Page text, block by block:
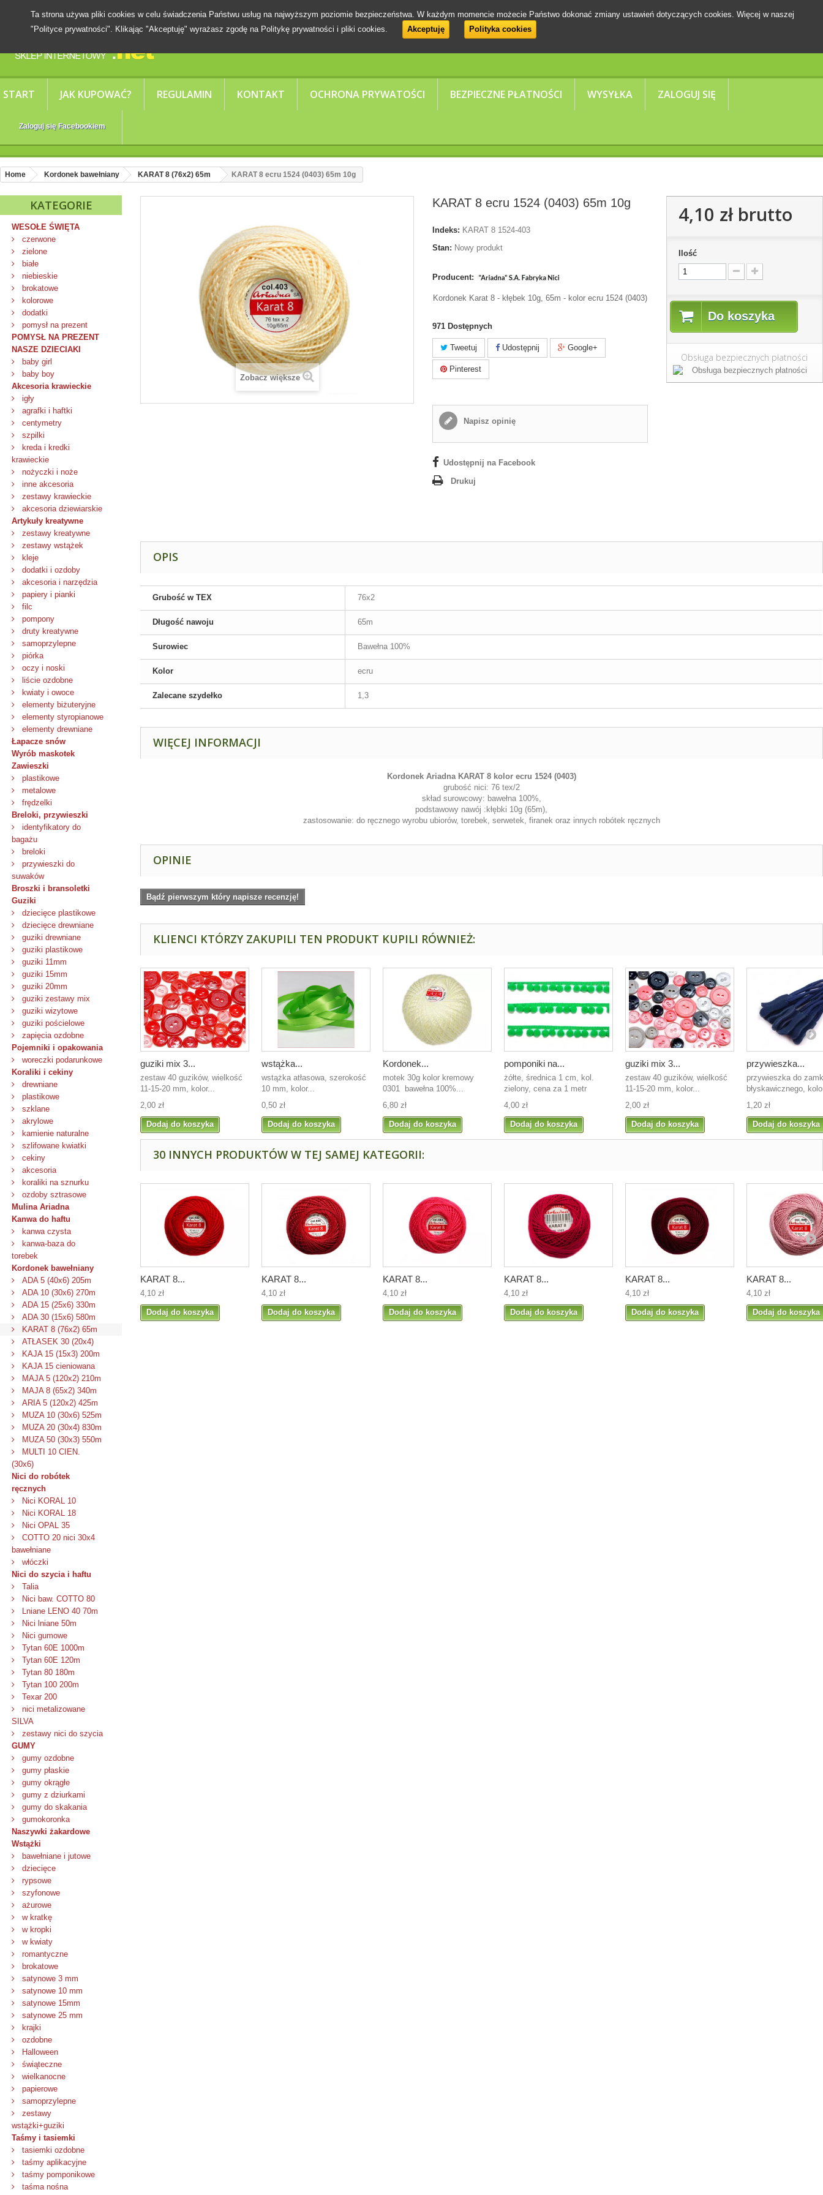
START JAK KUPOWAĆ? REGULAMIN KONTAKT OCHRONA PRYWATOŚCI BEZPIECZNE PŁATNOŚCI WYSYŁKA ZALOGUJ SIĘ
Zaloguj się Facebookiem
Ta strona używa pliki cookies w celu świadczenia Państwu usług na najwyższym poziomie bezpieczeństwa. W każdym momencie możecie Państwo dokonać zmiany ustawień dotyczących cookies. Więcej w naszej
"Polityce prywatności". Klikając "Akceptuję" wyrażasz zgodę na Politykę prywatności i pliki cookies.
Akceptuję Polityka cookies
Home Kordonek bawełniany KARAT 8 (76x2) 65m KARAT 8 ecru 1524 (0403) 65m 10g
KATEGORIE
WESOŁE ŚWIĘTA
czerwone
zielone
białe
niebieskie
brokatowe
kolorowe
dodatki
pomysł na prezent
POMYSŁ NA PREZENT
NASZE DZIECIAKI
baby girl
baby boy
Akcesoria krawieckie
igły
agrafki i haftki
centymetry
szpilki
kreda i kredki
krawieckie
nożyczki i noże
inne akcesoria
zestawy krawieckie
akcesoria dziewiarskie
Artykuły kreatywne
zestawy kreatywne
zestawy wstążek
kleje
dodatki i ozdoby
akcesoria i narzędzia
papiery i pianki
filc
pompony
druty kreatywne
samoprzylepne
piórka
oczy i noski
liście ozdobne
kwiaty i owoce
elementy biżuteryjne
elementy styropianowe
elementy drewniane
Łapacze snów
Wyrób maskotek
Zawieszki
plastikowe
metalowe
frędzelki
Breloki, przywieszki
identyfikatory do
bagażu
breloki
przywieszki do
suwaków
Broszki i bransoletki
Guziki
dziecięce plastikowe
dziecięce drewniane
guziki drewniane
guziki plastikowe
guziki 11mm
guziki 15mm
guziki 20mm
guziki zestawy mix
guziki wizytowe
guziki pościelowe
zapięcia ozdobne
Pojemniki i opakowania
woreczki podarunkowe
Koraliki i cekiny
drewniane
plastikowe
szklane
akrylowe
kamienie naturalne
szlifowane kwiatki
cekiny
akcesoria
koraliki na sznurku
ozdoby sztrasowe
Mulina Ariadna
Kanwa do haftu
kanwa czysta
kanwa-baza do
torebek
Kordonek bawełniany
ADA 5 (40x6) 205m
ADA 10 (30x6) 270m
ADA 15 (25x6) 330m
ADA 30 (15x6) 580m
KARAT 8 (76x2) 65m
ATŁASEK 30 (20x4)
KAJA 15 (15x3) 200m
KAJA 15 cieniowana
MAJA 5 (120x2) 210m
MAJA 8 (65x2) 340m
ARIA 5 (120x2) 425m
MUZA 10 (30x6) 525m
MUZA 20 (30x4) 830m
MUZA 50 (30x3) 550m
MULTI 10 CIEN.
(30x6)
Nici do robótek
ręcznych
Nici KORAL 10
Nici KORAL 18
Nici OPAL 35
COTTO 20 nici 30x4
bawełniane
włóczki
Nici do szycia i haftu
Talia
Nici baw. COTTO 80
Lniane LENO 40 70m
Nici lniane 50m
Nici gumowe
Tytan 60E 1000m
Tytan 60E 120m
Tytan 80 180m
Tytan 100 200m
Texar 200
nici metalizowane
SILVA
zestawy nici do szycia
GUMY
gumy ozdobne
gumy płaskie
gumy okrągłe
gumy z dziurkami
gumy do skakania
gumokoronka
Naszywki żakardowe
Wstążki
bawełniane i jutowe
dziecięce
rypsowe
szyfonowe
ażurowe
w kratkę
w kropki
w kwiaty
romantyczne
brokatowe
satynowe 3 mm
satynowe 10 mm
satynowe 15mm
satynowe 25 mm
krajki
ozdobne
Halloween
świąteczne
wielkanocne
papierowe
samoprzylepne
zestawy
wstążki+guziki
Taśmy i tasiemki
tasiemki ozdobne
taśmy aplikacyjne
taśmy pomponikowe
taśma nośna
Zobacz większe
KARAT 8 ecru 1524 (0403) 65m 10g
Indeks: KARAT 8 1524-403
Stan: Nowy produkt
Producent:
Kordonek Karat 8 - kłębek 10g, 65m - kolor ecru 1524 (0403)
971 Dostępnych
Tweetuj Udostępnij Google+
Pinterest
Napisz opinię
Udostępnij na Facebook
Drukuj
4,10 złbrutto
Ilość
Do koszyka
Obsługa bezpiecznych płatności
OPIS
Grubość w TEX 76x2
Długość nawoju 65m
Surowiec Bawełna 100%
Kolor ecru
Zalecane szydełko 1,3
WIĘCEJ INFORMACJI
Kordonek Ariadna KARAT 8 kolor ecru 1524 (0403)
grubość nici: 76 tex/2
skład surowcowy: bawełna 100%,
podstawowy nawój :kłębki 10g (65m),
zastosowanie: do ręcznego wyrobu ubiorów, torebek, serwetek, firanek oraz innych robótek ręcznych
OPINIE
Bądź pierwszym który napisze recenzję!
KLIENCI KTÓRZY ZAKUPILI TEN PRODUKT KUPILI RÓWNIEŻ:
guziki mix 3...
zestaw 40 guzików, wielkość
11-15-20 mm, kolor...
2,00 zł
Dodaj do koszyka
wstążka...
wstążka atłasowa, szerokość
10 mm, kolor...
0,50 zł
Dodaj do koszyka
Kordonek...
motek 30g kolor kremowy
0301 bawełna 100%...
6,80 zł
Dodaj do koszyka
pomponiki na...
żółte, średnica 1 cm, kol.
zielony, cena za 1 metr
4,00 zł
Dodaj do koszyka
guziki mix 3...
zestaw 40 guzików, wielkość
11-15-20 mm, kolor...
2,00 zł
Dodaj do koszyka
przywieszka...
przywieszka do
błyskawicznego,
1,20 zł
Dodaj do koszyka
30 INNYCH PRODUKTÓW W TEJ SAMEJ KATEGORII:
KARAT 8...
4,10 zł
Dodaj do koszyka
KARAT 8...
4,10 zł
Dodaj do koszyka
KARAT 8...
4,10 zł
Dodaj do koszyka
KARAT 8...
4,10 zł
Dodaj do koszyka
KARAT 8...
4,10 zł
Dodaj do koszyka
KARAT 8...
4,10 zł
Dodaj do koszyka